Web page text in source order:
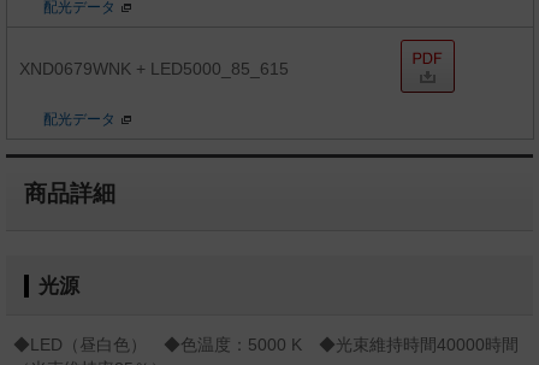
配光データ
XND0679WNK + LED5000_85_615
配光データ
商品詳細
光源
◆LED（昼白色） ◆色温度：5000 K ◆光束維持時間40000時間